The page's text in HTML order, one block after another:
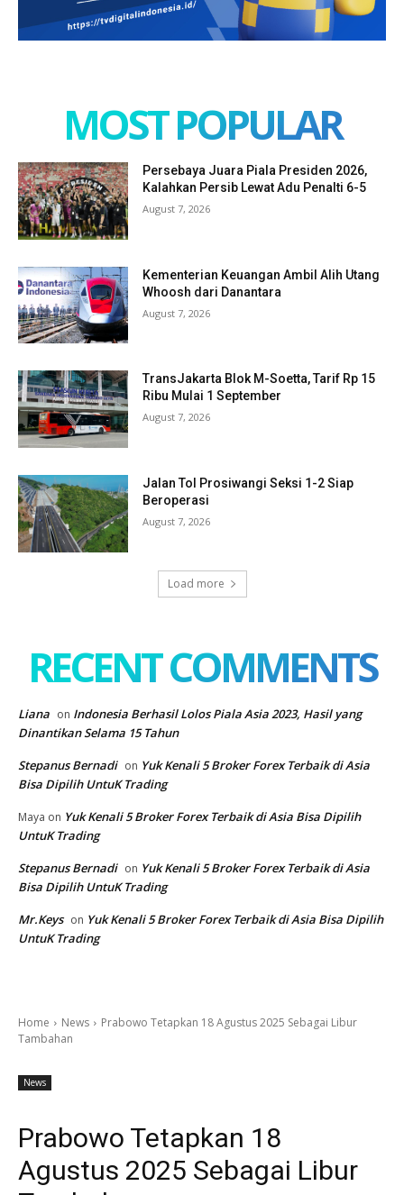
MOST POPULAR
Persebaya Juara Piala Presiden 2026,
Kalahkan Persib Lewat Adu Penalti 6-5
August 7, 2026
Kementerian Keuangan Ambil Alih Utang
Whoosh dari Danantara
August 7, 2026
TransJakarta Blok M-Soetta, Tarif Rp 15
Ribu Mulai 1 September
August 7, 2026
Jalan Tol Prosiwangi Seksi 1-2 Siap
Beroperasi
August 7, 2026
Load more
RECENT COMMENTS
Liana on Indonesia Berhasil Lolos Piala Asia 2023, Hasil yang
Dinantikan Selama 15 Tahun
Stepanus Bernadi on Yuk Kenali 5 Broker Forex Terbaik di Asia
Bisa Dipilih UntuK Trading
Maya on Yuk Kenali 5 Broker Forex Terbaik di Asia Bisa Dipilih
UntuK Trading
Stepanus Bernadi on Yuk Kenali 5 Broker Forex Terbaik di Asia
Bisa Dipilih UntuK Trading
Mr.Keys on Yuk Kenali 5 Broker Forex Terbaik di Asia Bisa Dipilih
UntuK Trading